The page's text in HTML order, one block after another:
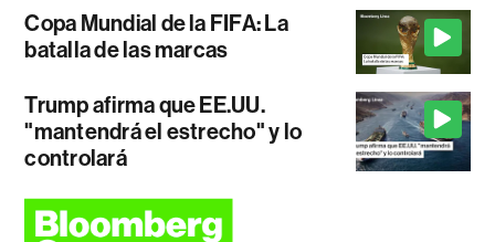
Copa Mundial de la FIFA: La
batalla de las marcas
Trump afirma que EE.UU.
"mantendrá el estrecho" y lo
controlará